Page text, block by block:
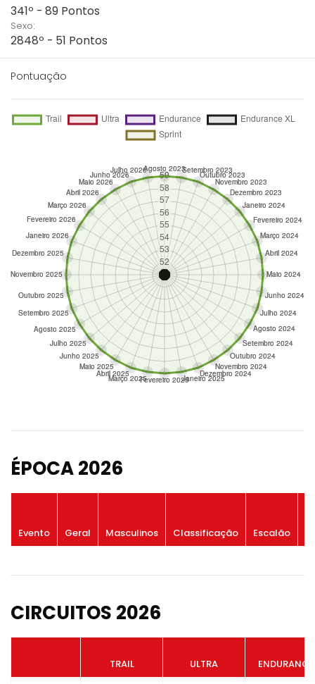
341º - 89 Pontos
Sexo:
2848º - 51 Pontos
Pontuação
ÉPOCA 2026
Evento Geral Masculinos Classificação Escalão
CIRCUITOS 2026
TRAIL ULTRA ENDURANCE